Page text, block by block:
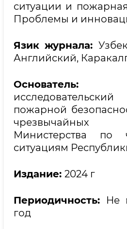
ситуации и
Проблемы и
Язик журнала:
Английский,
пожарной
Министерства по
ситуациям
Издание: 2024 г
Периодичность: Не
год